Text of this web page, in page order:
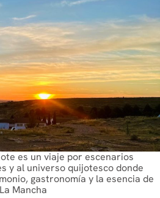
es un viaje por escenarios
y al universo quijotesco donde
gastronomía y la esencia de
La Mancha